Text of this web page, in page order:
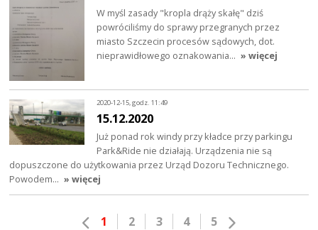
W myśl zasady "kropla drąży skałę" dziś
powróciliśmy do sprawy przegranych przez
miasto Szczecin procesów sądowych, dot.
nieprawidłowego oznakowania… » więcej
2020-12-15, godz. 11:49
15.12.2020
Już ponad rok windy przy kładce przy parkingu
Park&Ride nie działają. Urządzenia nie są
dopuszczone do użytkowania przez Urząd Dozoru Technicznego.
Powodem… » więcej
1 2 3 4 5